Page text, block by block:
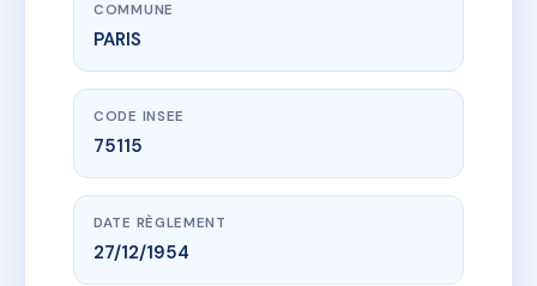
COMMUNE
PARIS
CODE INSEE
75115
DATE RÈGLEMENT
27/12/1954